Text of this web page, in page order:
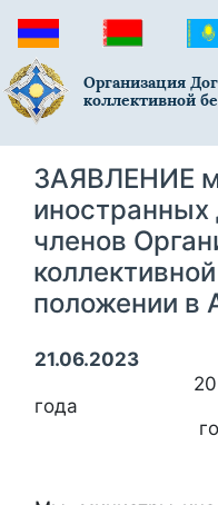
Организация
коллективной
ЗАЯВЛЕНИЕ
иностранных
членов
положении в
21.06.2023